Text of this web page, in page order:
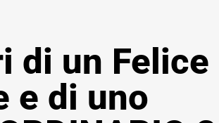
di un Felice
e di uno